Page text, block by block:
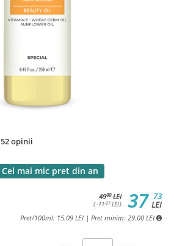
52 opinii
Cel mai mic pret din an
4900LEI
( -11-27 LEI )
73
LEI
37
Pret/100ml: 15.09 LEI | Pret minim: 29.00 LEI